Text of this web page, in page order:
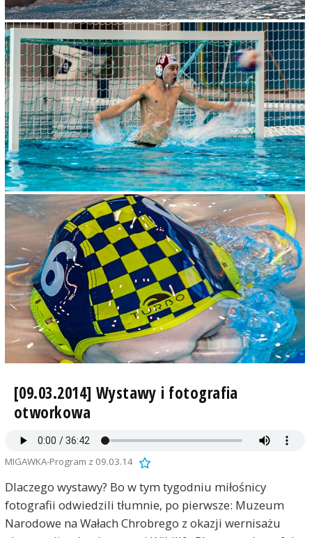
[09.03.2014] Wystawy i fotografia
otworkowa
MIGAWKA-Program z 09.03.14
Dlaczego wystawy? Bo w tym tygodniu miłośnicy
fotografii odwiedzili tłumnie, po pierwsze: Muzeum
Narodowe na Wałach Chrobrego z okazji wernisażu